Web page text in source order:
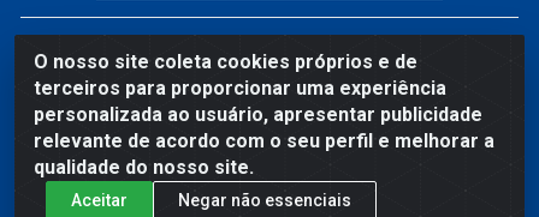
O nosso site coleta cookies próprios e de
terceiros para proporcionar uma experiência
personalizada ao usuário, apresentar publicidade
relevante de acordo com o seu perfil e melhorar a
qualidade do nosso site.
Aceitar Negar não essenciais
Fribel Comercio de Alimentos LTDA - Travessa Pedro
Marques de Mesquita, 707 - Bairro Centro, Marituba/PA -
CEP 67200-000 - CNPJ 06.035.543/0001-20